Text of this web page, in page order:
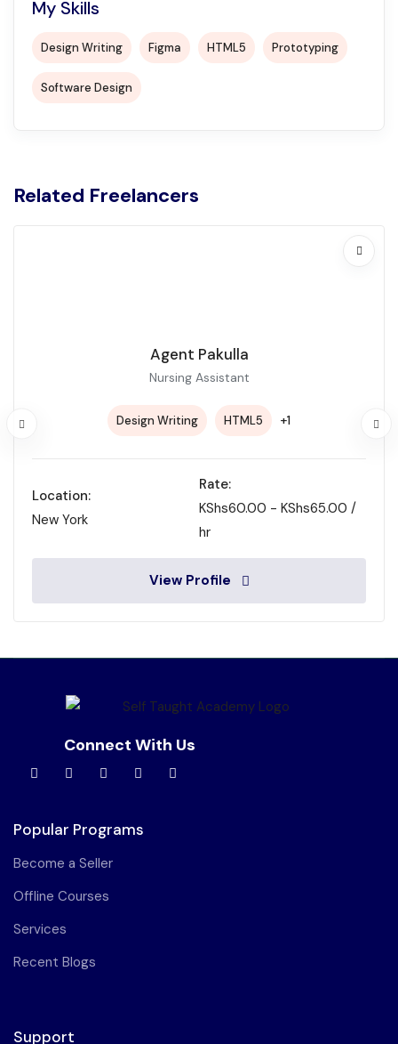
My Skills
Design Writing Figma HTML5 Prototyping
Software Design
Related Freelancers
Agent Pakulla
Nursing Assistant
Design Writing HTML5 +1
Location:
New York
Rate:
KShs60.00 - KShs65.00 /
hr
View Profile
Connect With Us
Popular Programs
Become a Seller
Offline Courses
Services
Recent Blogs
Support